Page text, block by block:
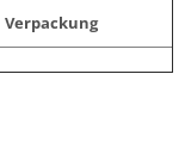
Verpackung